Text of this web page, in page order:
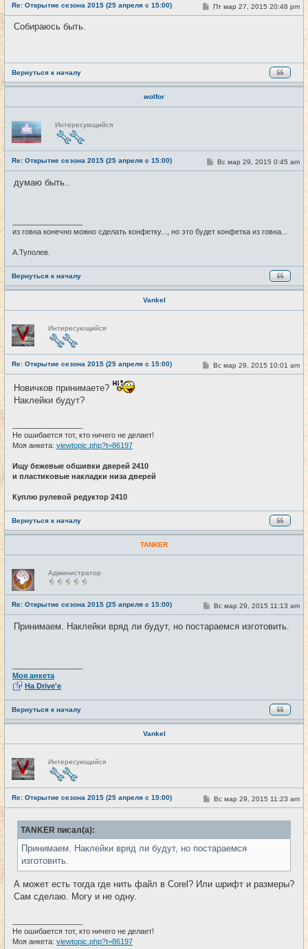
т
и
Re: Открытие сезона 2015 (25 апреля с 15:00) #18
С
о
и
Пт мар 27, 2015 20:48 pm
Собираюсь быть.
Вернуться к началу
wolfor
Н
е
в
с
е
т
и
Интересующийся
Re: Открытие сезона 2015 (25 апреля с 15:00) #19
С
о
Вс мар 29, 2015 0:45 am
думаю быть..
из говна конечно можно сделать конфетку..., но это будет конфетка из говна...
А.Туполев.
Вернуться к началу
Vankel
Н
е
в
с
е
т
и
Интересующийся
Re: Открытие сезона 2015 (25 апреля с 15:00) #20
С
о
Вс мар 29, 2015 10:01 am
Новичков принимаете?
Наклейки будут?
Не ошибается тот, кто ничего не делает!
Моя анкета: viewtopic.php?t=86197
Ищу бежевые обшивки дверей 2410
и пластиковые накладки низа дверей
Куплю рулевой редуктор 2410
Вернуться к началу
TANKER
Н
е
в
с
е
т
и
Администратор
Re: Открытие сезона 2015 (25 апреля с 15:00) #21
С
о
б
Вс мар 29, 2015 11:13 am
Принимаем. Наклейки вряд ли будут, но постараемся изготовить.
Моя анкета
На Drive'e
Вернуться к началу
Vankel
Н
е
в
с
е
т
и
Интересующийся
Re: Открытие сезона 2015 (25 апреля с 15:00) #22
С
о
б
е
н
Вс мар 29, 2015 11:23 am
TANKER писал(а):
Принимаем. Наклейки вряд ли будут, но постараемся
изготовить.
А может есть тогда где нить файл в Corel? Или шрифт и размеры?
Сам сделаю. Могу и не одну.
Не ошибается тот, кто ничего не делает!
Моя анкета: viewtopic.php?t=86197